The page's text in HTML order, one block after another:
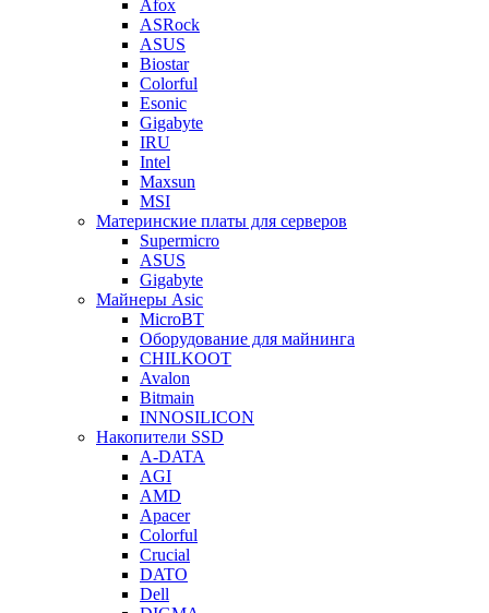
Afox
ASRock
ASUS
Biostar
Colorful
Esonic
Gigabyte
IRU
Intel
Maxsun
MSI
Материнские платы для серверов
Supermicro
ASUS
Gigabyte
Майнеры Asic
MicroBT
Оборудование для майнинга
CHILKOOT
Avalon
Bitmain
INNOSILICON
Накопители SSD
A-DATA
AGI
AMD
Apacer
Colorful
Crucial
DATO
Dell